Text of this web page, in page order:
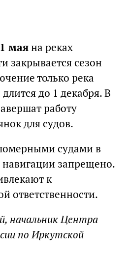
маяна реках
закрывается сезон
только река
до 1 декабря. В
работу
для судов.
судами в
запрещено.
к
ответственности.
начальник Центра
по Иркутской